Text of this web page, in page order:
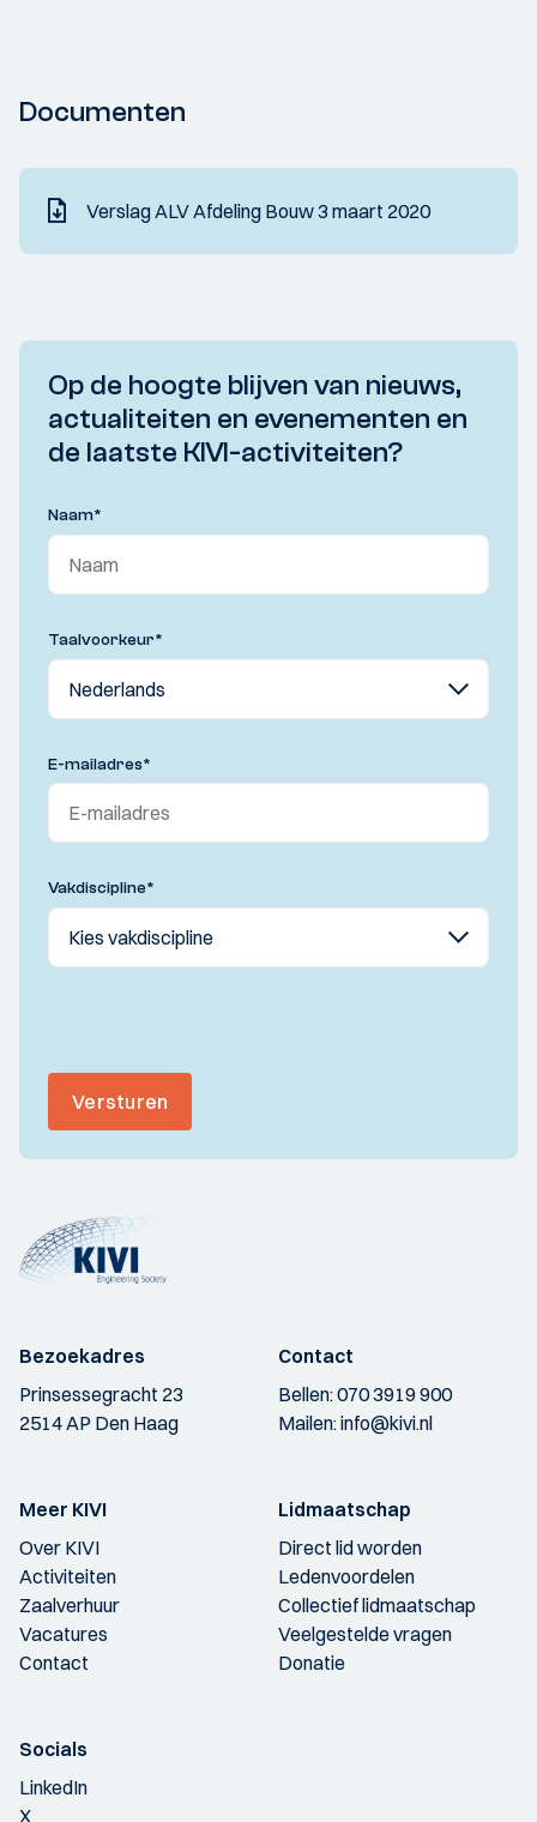
Documenten
Verslag ALV Afdeling Bouw 3 maart 2020
Op de hoogte blijven van nieuws,
actualiteiten en evenementen en
de laatste KIVI-activiteiten?
Naam*
Taalvoorkeur*
E-mailadres*
Vakdiscipline*
Versturen
Bezoekadres
Prinsessegracht 23
2514 AP Den Haag
Contact
Bellen:070 3919 900
Mailen:info@kivi.nl
Meer KIVI
Over KIVI
Activiteiten
Zaalverhuur
Vacatures
Contact
Lidmaatschap
Direct lid worden
Ledenvoordelen
Collectief lidmaatschap
Veelgestelde vragen
Donatie
Socials
LinkedIn
X